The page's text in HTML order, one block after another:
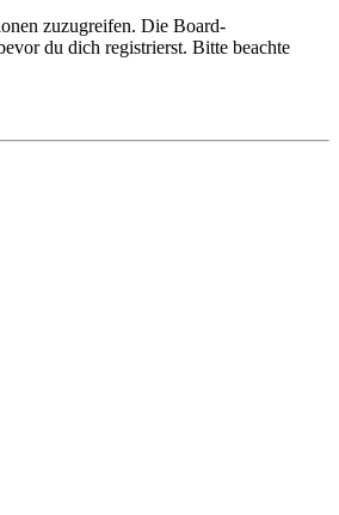
zuzugreifen. Die Board-
du dich registrierst. Bitte beachte